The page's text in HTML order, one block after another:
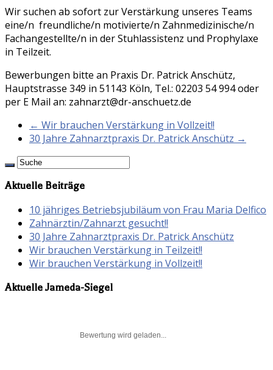
Wir suchen ab sofort zur Verstärkung unseres Teams
eine/n freundliche/n motivierte/n Zahnmedizinische/n
Fachangestellte/n in der Stuhlassistenz und Prophylaxe
in Teilzeit.
Bewerbungen bitte an Praxis Dr. Patrick Anschütz,
Hauptstrasse 349 in 51143 Köln, Tel.: 02203 54 994 oder
per E Mail an: zahnarzt@dr-anschuetz.de
← Wir brauchen Verstärkung in Vollzeit!!
30 Jahre Zahnarztpraxis Dr. Patrick Anschütz →
Aktuelle Beiträge
10 jähriges Betriebsjubiläum von Frau Maria Delfico
Zahnärztin/Zahnarzt gesucht!!
30 Jahre Zahnarztpraxis Dr. Patrick Anschütz
Wir brauchen Verstärkung in Teilzeit!!
Wir brauchen Verstärkung in Vollzeit!!
Aktuelle Jameda-Siegel
Bewertung wird geladen...